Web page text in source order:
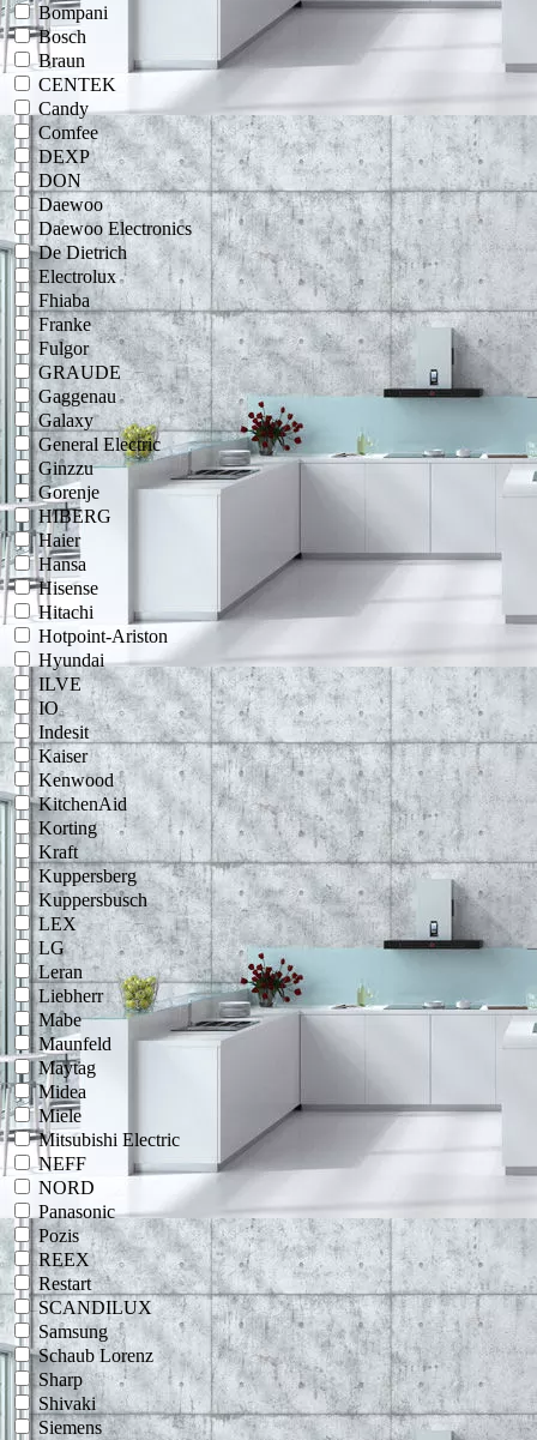
Bompani
Bosch
Braun
CENTEK
Candy
Comfee
DEXP
DON
Daewoo
Daewoo Electronics
De Dietrich
Electrolux
Fhiaba
Franke
Fulgor
GRAUDE
Gaggenau
Galaxy
General Electric
Ginzzu
Gorenje
HIBERG
Haier
Hansa
Hisense
Hitachi
Hotpoint-Ariston
Hyundai
ILVE
IO
Indesit
Kaiser
Kenwood
KitchenAid
Korting
Kraft
Kuppersberg
Kuppersbusch
LEX
LG
Leran
Liebherr
Mabe
Maunfeld
Maytag
Midea
Miele
Mitsubishi Electric
NEFF
NORD
Panasonic
Pozis
REEX
Restart
SCANDILUX
Samsung
Schaub Lorenz
Sharp
Shivaki
Siemens